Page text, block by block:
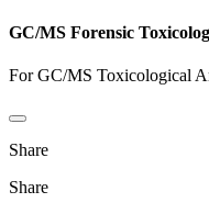
GC/MS Forensic
For GC/MS Toxicological
Share
Share